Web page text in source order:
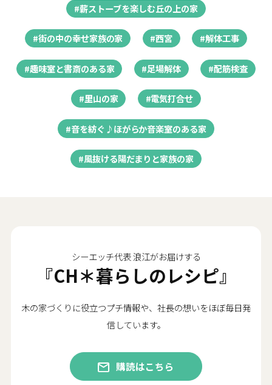
#薪ストーブを楽しむ丘の上の家
#街の中の幸せ家族の家 #西宮 #解体工事
#趣味室と書斎のある家 #足場解体 #配筋検査
#里山の家 #電気打合せ
#音を紡ぐ♪ほがらか音楽室のある家
#風抜ける陽だまりと家族の家
シーエッチ代表 浪江がお届けする
『CH＊暮らしのレシピ』
木の家づくりに役立つプチ情報や、社長の想いをほぼ毎日発
信しています。
購読はこちら